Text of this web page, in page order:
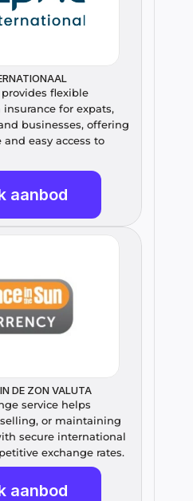
flexible
for expats,
businesses, offering
easy access to
aanbod
DE ZON VALUTA
service helps
or maintaining
secure international
exchange rates.
aanbod